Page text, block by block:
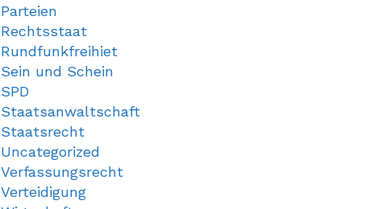
Parteien
Rechtsstaat
Rundfunkfreihiet
Sein und Schein
SPD
Staatsanwaltschaft
Staatsrecht
Uncategorized
Verfassungsrecht
Verteidigung